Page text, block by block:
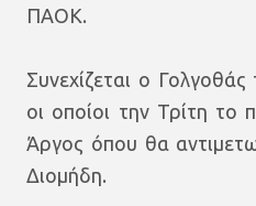
ΠΑΟΚ.
Συνεχίζεται ο
οι οποίοι την Τρίτη το
Άργος όπου θα
Διομήδη.